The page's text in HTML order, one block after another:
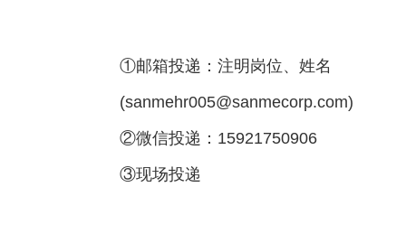
①邮箱投递：注明岗位、姓名
(sanmehr005@sanmecorp.com)
②微信投递：15921750906
③现场投递